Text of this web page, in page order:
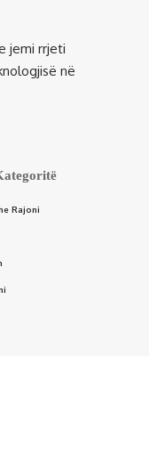
jemi rrjeti
në
Rajoni